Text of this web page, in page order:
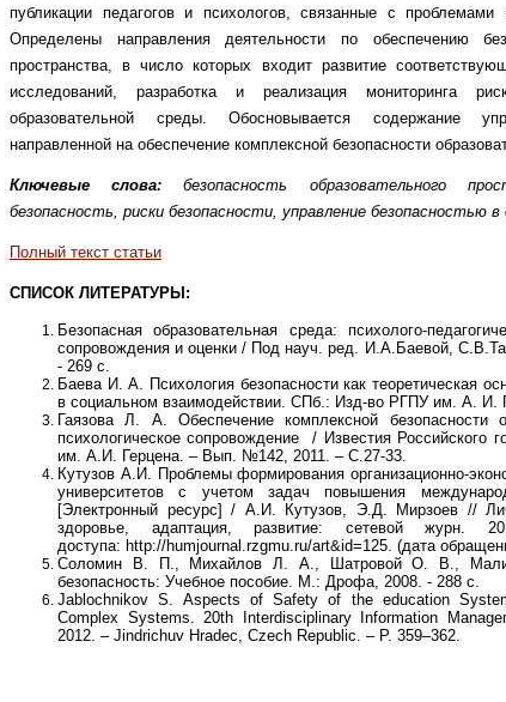
публикации педагогов и психологов, связанные с проблемами
Определены направления деятельности по обеспечению
пространства, в число которых входит развитие
исследований, разработка и реализация мониторинга
образовательной среды. Обосновывается содержание
направленной на обеспечение комплексной безопасности
Ключевые слова: безопасность образовательного
безопасность, риски безопасности, управление безопасностью в
Полный текст статьи
СПИСОК ЛИТЕРАТУРЫ:
Безопасная образовательная среда: психолого-
сопровождения и оценки / Под науч. ред. И.А.Баевой,
- 269 c.
Баева И. А. Психология безопасности как теоретическая
в социальном взаимодействии. СПб.: Изд-во РГПУ им. А. И.
Гаязова Л. А. Обеспечение комплексной безопасности
психологическое сопровождение / Известия Российского
им. А.И. Герцена. – Вып. №142, 2011. – C.27-33.
Кутузов А.И. Проблемы формирования организационно-
университетов с учетом задач повышения
[Электронный ресурс] / А.И. Кутузов, Э.Д. Мирзоев //
здоровье, адаптация, развитие: сетевой
доступа: http://humjournal.rzgmu.ru/art&id=125. (дата
Соломин В. П., Михайлов Л. А., Шатровой О. В.,
безопасность: Учебное пособие. М.: Дрофа, 2008. - 288 с.
Jablochnikov S. Aspects of Safety of the education
Complex Systems. 20th Interdisciplinary Information
2012. – Jindrichuv Hradec, Czech Republic. – Р. 359–362.